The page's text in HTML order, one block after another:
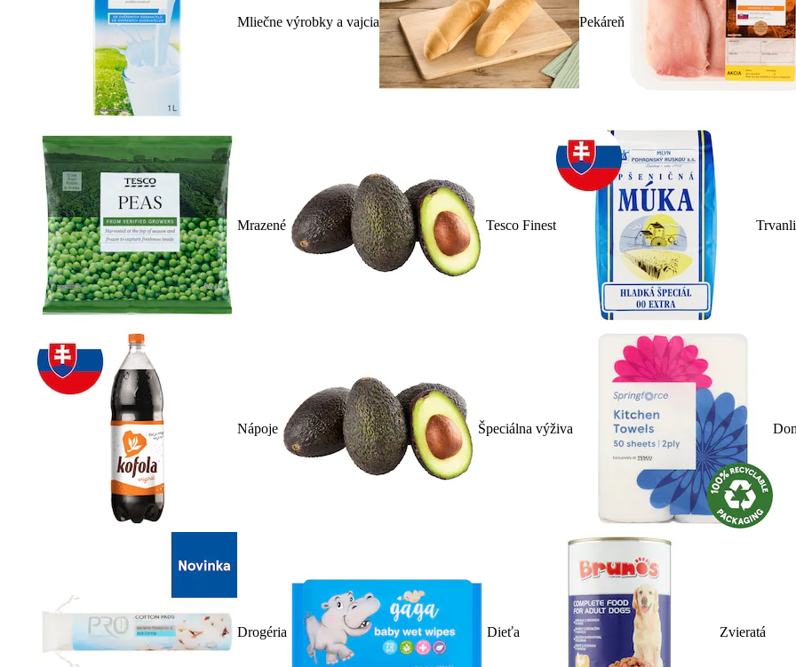
Mliečne výrobky a vajcia Pekáreň
Mrazené Tesco Finest
Nápoje Špeciálna výživa
Drogéria Dieťa Zvieratá